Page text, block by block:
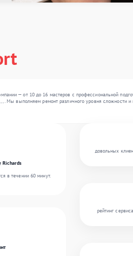
— от 10 до 16 мастеров с профессиональной
. Мы выполняем ремонт различного уровня сложности и
Richards
в течении 60 минут.
довольных
рейтинг